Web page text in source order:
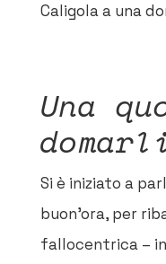
Caligola a una
Una
Si è iniziato a
buon’ora, per
fallocentrica –